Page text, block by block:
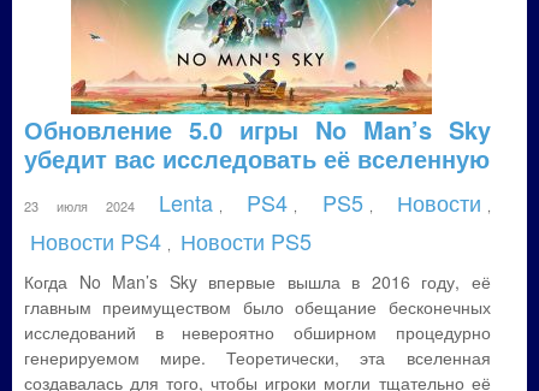
Обновление 5.0 игры No Man’s Sky
убедит вас исследовать её вселенную
23 июля 2024 Lenta PS4 PS5 Новости
Новости PS4 Новости PS5
Когда No Man’s Sky впервые вышла в 2016 году, её
главным преимуществом было обещание бесконечных
исследований в невероятно обширном процедурно
генерируемом мире. Теоретически, эта вселенная
создавалась для того, чтобы игроки могли тщательно её